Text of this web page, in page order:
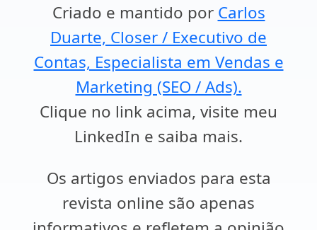
Criado e mantido por Carlos
Duarte, Closer / Executivo de
Contas, Especialista em Vendas e
Marketing (SEO / Ads).
Clique no link acima, visite meu
LinkedIn e saiba mais.
Os artigos enviados para esta
revista online são apenas